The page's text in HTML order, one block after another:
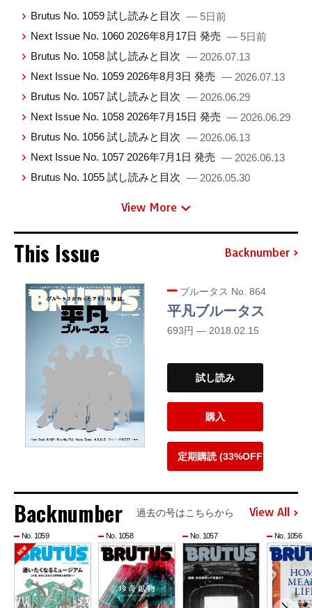
Brutus No. 1059 試し読みと目次 — 5日前
Next Issue No. 1060 2026年8月17日 発売 — 5日前
Brutus No. 1058 試し読みと目次 — 2026.07.13
Next Issue No. 1059 2026年8月3日 発売 — 2026.07.13
Brutus No. 1057 試し読みと目次 — 2026.06.29
Next Issue No. 1058 2026年7月15日 発売 — 2026.06.29
Brutus No. 1056 試し読みと目次 — 2026.06.13
Next Issue No. 1057 2026年7月1日 発売 — 2026.06.13
Brutus No. 1055 試し読みと目次 — 2026.05.30
View More
This Issue Backnumber
ブルータス No. 864
平凡ブルータス
693円 — 2018.02.15
試し読み
購入
定期購読 (33%OFF)
Backnumber 過去の号はこちらから View All
No. 1059 No. 1058 No. 1057 No. 1056